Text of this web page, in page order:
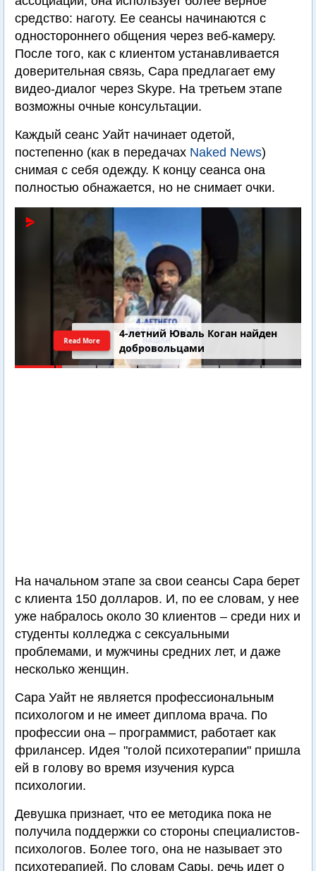
средство: наготу. Ее сеансы начинаются с
одностороннего общения через веб-камеру.
После того, как с клиентом устанавливается
доверительная связь, Сара предлагает ему
видео-диалог через Skype. На третьем этапе
возможны очные консультации.
Каждый сеанс Уайт начинает одетой,
постепенно (как в передачах Naked News)
снимая с себя одежду. К концу сеанса она
полностью обнажается, но не снимает очки.
4-летний Юваль Коган найден
добровольцами
Read More
На начальном этапе за свои сеансы Сара берет
с клиента 150 долларов. И, по ее словам, у нее
уже набралось около 30 клиентов – среди них и
студенты колледжа с сексуальными
проблемами, и мужчины средних лет, и даже
несколько женщин.
Сара Уайт не является профессиональным
психологом и не имеет диплома врача. По
профессии она – программист, работает как
фрилансер. Идея "голой психотерапии" пришла
ей в голову во время изучения курса
психологии.
Девушка признает, что ее методика пока не
получила поддержки со стороны специалистов-
психологов. Более того, она не называет это
психотерапией. По словам Сары, речь идет о